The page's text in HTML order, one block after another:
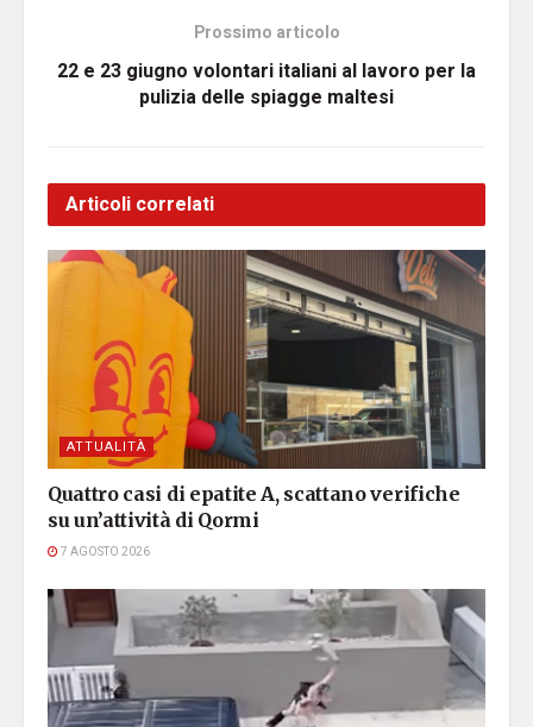
Prossimo articolo
22 e 23 giugno volontari italiani al lavoro per la
pulizia delle spiagge maltesi
Articoli correlati
ATTUALITÀ
Quattro casi di epatite A, scattano verifiche
su un’attività di Qormi
7 AGOSTO 2026